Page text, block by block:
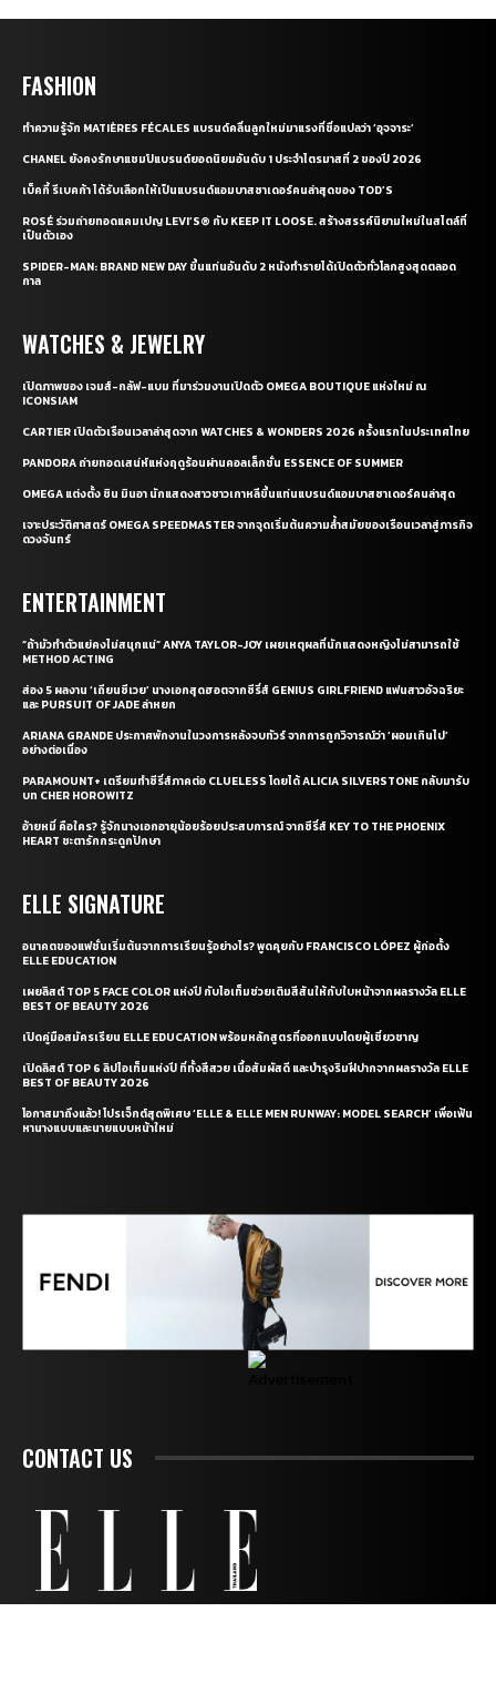
FASHION
ทำความรู้จัก MATIÈRES FÉCALES แบรนด์คลื่นลูกใหม่มาแรงที่ชื่อแปลว่า ‘อุจจาระ’
CHANEL ยังคงรักษาแชมป์แบรนด์ยอดนิยมอันดับ 1 ประจำไตรมาสที่ 2 ของปี 2026
เบ็คกี้ รีเบคก้า ได้รับเลือกให้เป็นแบรนด์แอมบาสซาเดอร์คนล่าสุดของ TOD’S
ROSÉ ร่วมถ่ายทอดแคมเปญ LEVI’S® กับ KEEP IT LOOSE. สร้างสรรค์นิยามใหม่ในสไตล์ที่
เป็นตัวเอง
SPIDER-MAN: BRAND NEW DAY ขึ้นแท่นอันดับ 2 หนังทำรายได้เปิดตัวทั่วโลกสูงสุดตลอด
กาล
WATCHES & JEWELRY
เปิดภาพของ เจมส์-กลัฟ-แบม ที่มาร่วมงานเปิดตัว OMEGA BOUTIQUE แห่งใหม่ ณ
ICONSIAM
CARTIER เปิดตัวเรือนเวลาล่าสุดจาก WATCHES & WONDERS 2026 ครั้งแรกในประเทศไทย
PANDORA ถ่ายทอดเสน่ห์แห่งฤดูร้อนผ่านคอลเล็กชั่น ESSENCE OF SUMMER
OMEGA แต่งตั้ง ชิน มินอา นักแสดงสาวชาวเกาหลีขึ้นแท่นแบรนด์แอมบาสซาเดอร์คนล่าสุด
เจาะประวัติศาสตร์ OMEGA SPEEDMASTER จากจุดเริ่มต้นความล้ำสมัยของเรือนเวลาสู่ภารกิจ
ดวงจันทร์
ENTERTAINMENT
“ถ้ามัวทำตัวแย่คงไม่สนุกแน่” ANYA TAYLOR-JOY เผยเหตุผลที่นักแสดงหญิงไม่สามารถใช้
METHOD ACTING
ส่อง 5 ผลงาน ‘เถียนซีเวย’ นางเอกสุดฮอตจากซีรี่ส์ GENIUS GIRLFRIEND แฟนสาวอัจฉริยะ
และ PURSUIT OF JADE ล่าหยก
ARIANA GRANDE ประกาศพักงานในวงการหลังจบทัวร์ จากการถูกวิจารณ์ว่า ‘ผอมเกินไป’
อย่างต่อเนื่อง
PARAMOUNT+ เตรียมทำซีรี่ส์ภาคต่อ CLUELESS โดยได้ ALICIA SILVERSTONE กลับมารับ
บท CHER HOROWITZ
อ้ายหมี่ คือใคร? รู้จักนางเอกอายุน้อยร้อยประสบการณ์ จากซีรี่ส์ KEY TO THE PHOENIX
HEART ชะตารักกระดูกปักษา
ELLE SIGNATURE
อนาคตของแฟชั่นเริ่มต้นจากการเรียนรู้อย่างไร? พูดคุยกับ FRANCISCO LÓPEZ ผู้ก่อตั้ง
ELLE EDUCATION
เผยลิสต์ TOP 5 FACE COLOR แห่งปี กับไอเท็มช่วยเติมสีสันให้กับใบหน้าจากผลรางวัล ELLE
BEST OF BEAUTY 2026
เปิดคู่มือสมัครเรียน ELLE EDUCATION พร้อมหลักสูตรที่ออกแบบโดยผู้เชี่ยวชาญ
เปิดลิสต์ TOP 6 ลิปไอเท็มแห่งปี ที่ทั้งสีสวย เนื้อสัมผัสดี และบำรุงริมฝีปากจากผลรางวัล ELLE
BEST OF BEAUTY 2026
โอกาสมาถึงแล้ว! โปรเจ็กต์สุดพิเศษ ‘ELLE & ELLE MEN RUNWAY: MODEL SEARCH’ เพื่อเฟ้น
หานางแบบและนายแบบหน้าใหม่
CONTACT US